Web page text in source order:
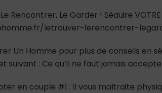
Rencontrer, Le Garder ! Séduire
letrouver-lerencontrer-
Un Homme pour plus de conseils en
suivant : Ce qu’il ne faut jamais
en couple #1 : Il vous maltraite